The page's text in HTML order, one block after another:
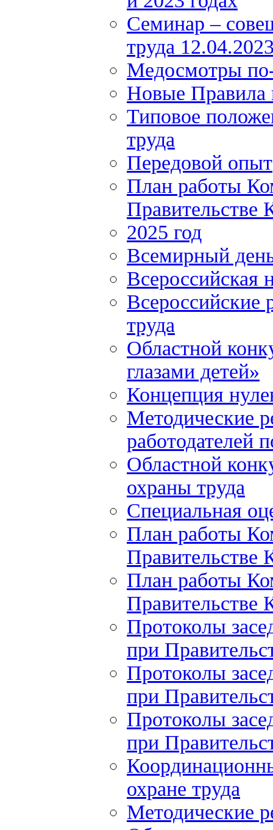
Семинар –
труда
Медосмотры
Новые Правила
Типовое
труда
Передовой опыт
План работы
Правительстве
2025 год
Всемирный
Всероссийская
Всероссийские
труда
Областной
глазами детей»
Концепция
Методические
работодателей
Областной
охраны труда
Специальная
План работы
Правительстве
План работы
Правительстве
Протоколы
при
Протоколы
при
Протоколы
при
охране труда
Методические